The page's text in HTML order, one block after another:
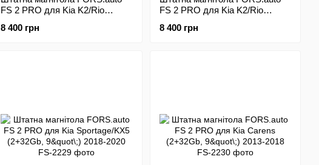
FS 2 PRO для Kia K2/Rio
8 400 грн
FS 2 PRO для Kia K2/Rio
8 400 грн